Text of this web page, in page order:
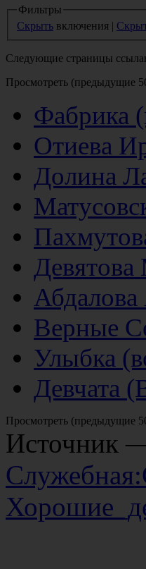
Фильтры
Скрыть включения |
Следующие страницы
Просмотреть (предыдущие
Фабрика
Отиева
Долина
Верные
Улыбка
Девчата
Просмотреть (предыдущие
Источник